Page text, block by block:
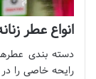
انواع عطر
دسته بندی
رایحه خاصی را